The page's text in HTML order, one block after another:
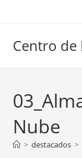
Centro de
Nube
> destacados >